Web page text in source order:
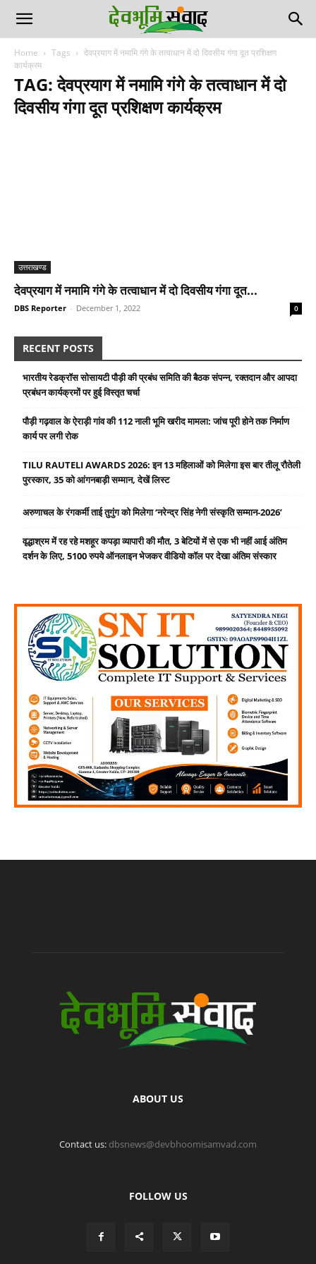
Home Tags
देवप्रयाग में नमामि गंगे के तत्वाधान में दो दिवसीय गंगा दूत प्रशिक्षण
कार्यक्रम
TAG: देवप्रयाग में नमामि गंगे के तत्वाधान में दो
दिवसीय गंगा दूत प्रशिक्षण कार्यक्रम
उत्तराखण्ड
देवप्रयाग में नमामि गंगे के तत्वाधान में दो दिवसीय गंगा दूत...
DBS Reporter - December 1, 2022 0
RECENT POSTS
भारतीय रेडक्रॉस सोसायटी पौड़ी की प्रबंध समिति की बैठक संपन्न, रक्तदान और आपदा
प्रबंधन कार्यक्रमों पर हुई विस्तृत चर्चा
पौड़ी गढ़वाल के ऐराड़ी गांव की 112 नाली भूमि खरीद मामला: जांच पूरी होने तक निर्माण
कार्य पर लगी रोक
TILU RAUTELI AWARDS 2026: इन 13 महिलाओं को मिलेगा इस बार तीलू रौतेली
पुरस्कार, 35 को आंगनबाड़ी सम्मान, देखें लिस्ट
अरुणाचल के रंगकर्मी ताई तुगुंग को मिलेगा ‘नरेन्द्र सिंह नेगी संस्कृति सम्मान-2026’
वृद्धाश्रम में रह रहे मशहूर कपड़ा व्यापारी की मौत, 3 बेटियों में से एक भी नहीं आई अंतिम
दर्शन के लिए, 5100 रुपये ऑनलाइन भेजकर वीडियो कॉल पर देखा अंतिम संस्कार
ABOUT US
Contact us: dbsnews@devbhoomisamvad.com
FOLLOW US